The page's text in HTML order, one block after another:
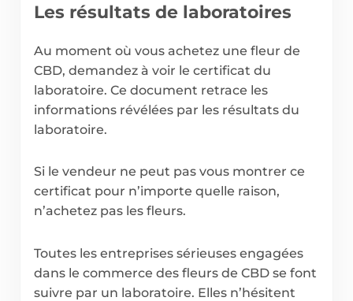
Les résultats de laboratoires
Au moment où vous achetez une fleur de
CBD, demandez à voir le certificat du
laboratoire. Ce document retrace les
informations révélées par les résultats du
laboratoire.
Si le vendeur ne peut pas vous montrer ce
certificat pour n’importe quelle raison,
n’achetez pas les fleurs.
Toutes les entreprises sérieuses engagées
dans le commerce des fleurs de CBD se font
suivre par un laboratoire. Elles n’hésitent